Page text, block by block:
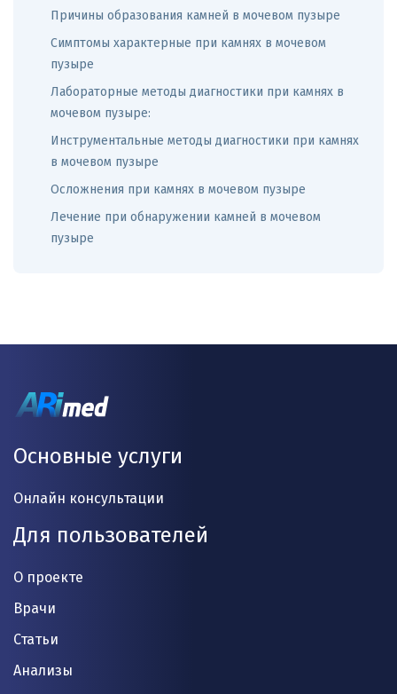
Причины образования камней в мочевом пузыре
Симптомы характерные при камнях в мочевом
пузыре
Лабораторные методы диагностики при камнях в
мочевом пузыре:
Инструментальные методы диагностики при камнях
в мочевом пузыре
Осложнения при камнях в мочевом пузыре
Лечение при обнаружении камней в мочевом
пузыре
Основные услуги
Онлайн консультации
Для пользователей
О проекте
Врачи
Статьи
Анализы